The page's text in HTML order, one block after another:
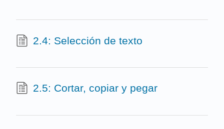
2.4: Selección de texto
2.5: Cortar, copiar y pegar